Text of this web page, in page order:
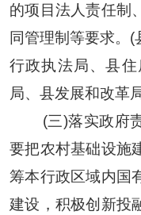
的项目法人责任制
同管理制等要求。
行政执法局、县
局、县发展和改革
(三)落实政府
要把农村基础设施
筹本行政区域内国
建设，积极创新投